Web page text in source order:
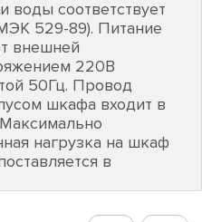
воды соответствует
529-89). Питание
внешней
220В
50Гц. Провод
шкафа входит в
нагрузка на шкаф
в